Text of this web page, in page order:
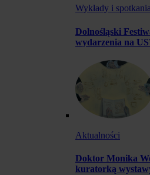
Wykłady i spotkania
Dolnośląski
wydarzenia na
Aktualności
Doktor Monika
kuratorką